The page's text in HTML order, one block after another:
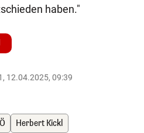
haben."
12.04.2025, 09:39
Herbert Kickl